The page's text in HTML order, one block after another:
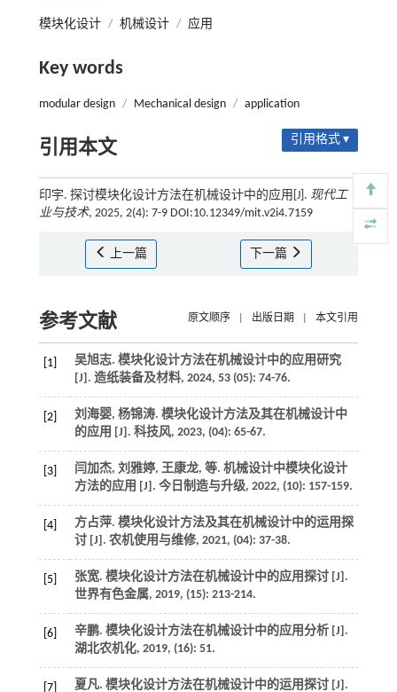
模块化设计 / 机械设计 / 应用
Key words
modular design / Mechanical design / application
引用本文 引用格式 ▾
印宇. 探讨模块化设计方法在机械设计中的应用[J]. 现代工
业与技术, 2025, 2(4): 7-9 DOI:10.12349/mit.v2i4.7159
上一篇 下一篇
参考文献 原文顺序 出版日期 本文引用
[1]
吴旭志. 模块化设计方法在机械设计中的应用研究
[J]. 造纸装备及材料, 2024, 53(05): 74-76.
[2]
刘海婴, 杨锦涛. 模块化设计方法及其在机械设计中
的应用 [J]. 科技风, 2023, (04): 65-67.
[3] 闫加杰, 刘雅婷, 王康龙, 等. 机械设计中模块化设计
方法的应用 [J]. 今日制造与升级, 2022, (10): 157-159.
[4]
方占萍. 模块化设计方法及其在机械设计中的运用探
讨 [J]. 农机使用与维修, 2021, (04): 37-38.
[5]
张宽. 模块化设计方法在机械设计中的应用探讨 [J].
世界有色金属, 2019, (15): 213-214.
[6]
辛鹏. 模块化设计方法在机械设计中的应用分析 [J].
湖北农机化, 2019, (16): 51.
[7]
夏凡. 模块化设计方法在机械设计中的运用探讨 [J].